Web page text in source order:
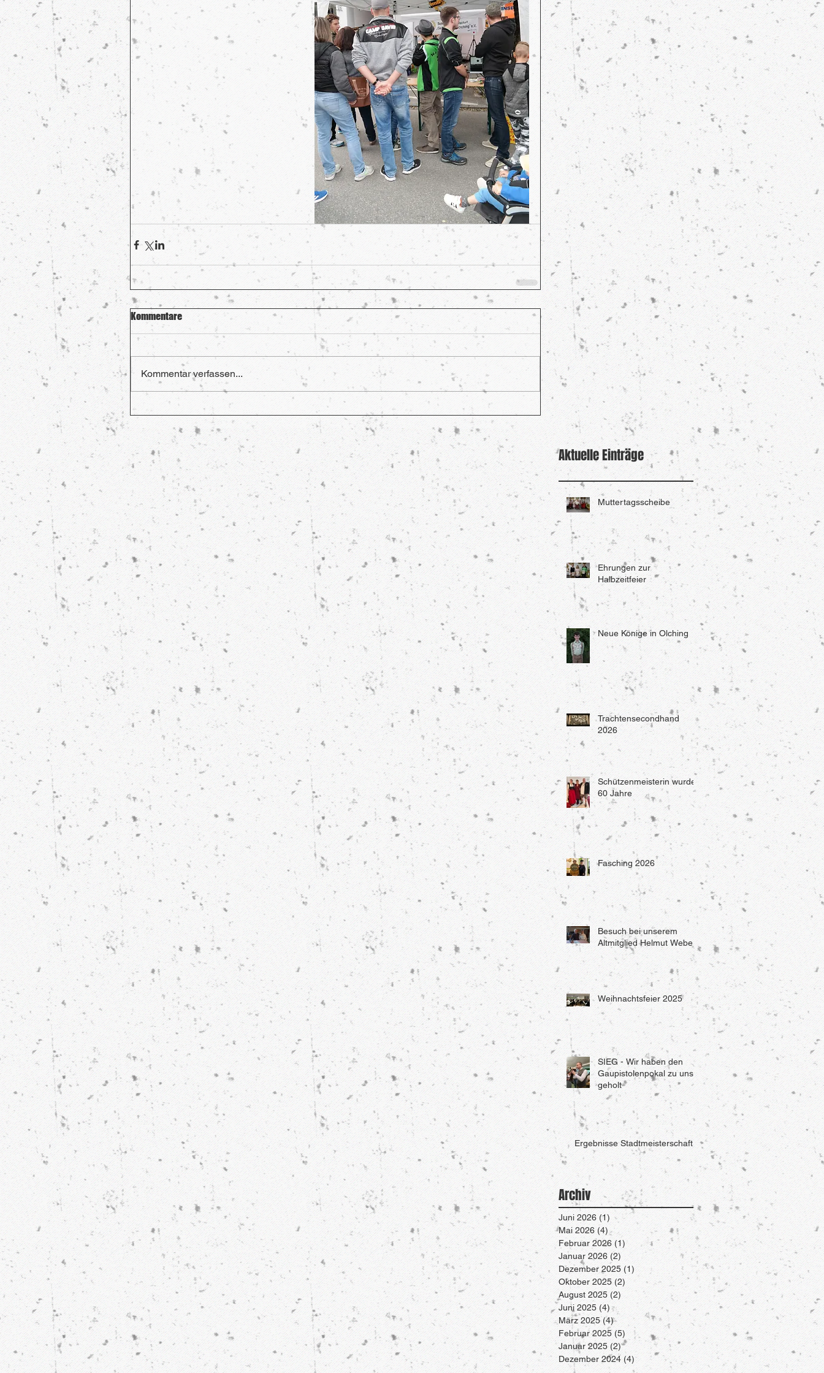
Kommentare
Kommentar verfassen...
Aktuelle Einträge
Muttertagsscheibe
Ehrungen zur
Halbzeitfeier
Neue Könige in Olching
Trachtensecondhand
2026
Schützenmeisterin wurde
60 Jahre
Fasching 2026
Besuch bei unserem
Altmitglied Helmut Weber
Weihnachtsfeier 2025
SIEG - Wir haben den
Gaupistolenpokal zu uns
geholt
Ergebnisse Stadtmeisterschaft
Archiv
Juni 2026 (1) 1 Beitrag
Mai 2026 (4) 4 Beiträge
Februar 2026 (1) 1 Beitrag
Januar 2026 (2) 2 Beiträge
Dezember 2025 (1)
Oktober 2025 (2) 2 Beiträge
August 2025 (2) 2 Beiträge
Juni 2025 (4)4 Beiträge
März 2025 (4)4 Beiträge
Februar 2025 (5) 5 Beiträge
Januar 2025 (2)2 Beiträge
Dezember 2024 (4)4 Beiträge